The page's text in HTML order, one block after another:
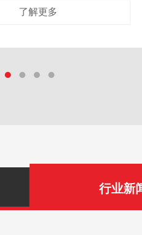
走这些电荷，电势持续升高，
了解更多
行业新